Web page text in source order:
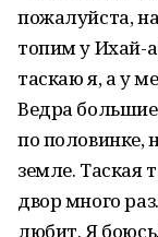
пожалуйста,
топим у Ихай-
таскаю я, а у
Ведра
по половинке,
земле. Таская
двор много
любит. Я